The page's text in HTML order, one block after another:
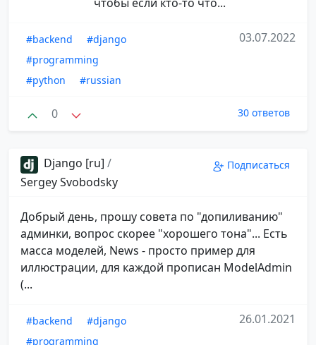
#backend
#django
#programming
#python
#russian
03.07.2022
0 30 ответов
Django [ru] /
Sergey Svobodsky
Подписаться
Добрый день, прошу совета по "допиливанию"
админки, вопрос скорее "хорошего тона"... Есть
масса моделей, News - просто пример для
иллюстрации, для каждой прописан ModelAdmin
(...
#backend
#django
#programming
26.01.2021